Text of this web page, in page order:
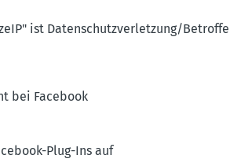
ist Daten­schutz­ver­letzung/
bei Facebook
Plug-Ins auf